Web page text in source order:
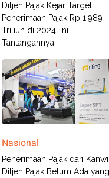
Ditjen Pajak Kejar Target
Penerimaan Pajak Rp 1.989
Triliun di 2024, Ini
Tantangannya
Nasional
Penerimaan Pajak dari
Ditjen Pajak Belum Ada yang